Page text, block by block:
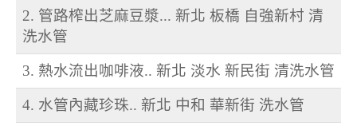
2. 管路榨出芝麻豆漿... 新北 板橋 自強新村 清
洗水管
3. 熱水流出咖啡液.. 新北 淡水 新民街 清洗水管
4. 水管內藏珍珠.. 新北 中和 華新街 洗水管